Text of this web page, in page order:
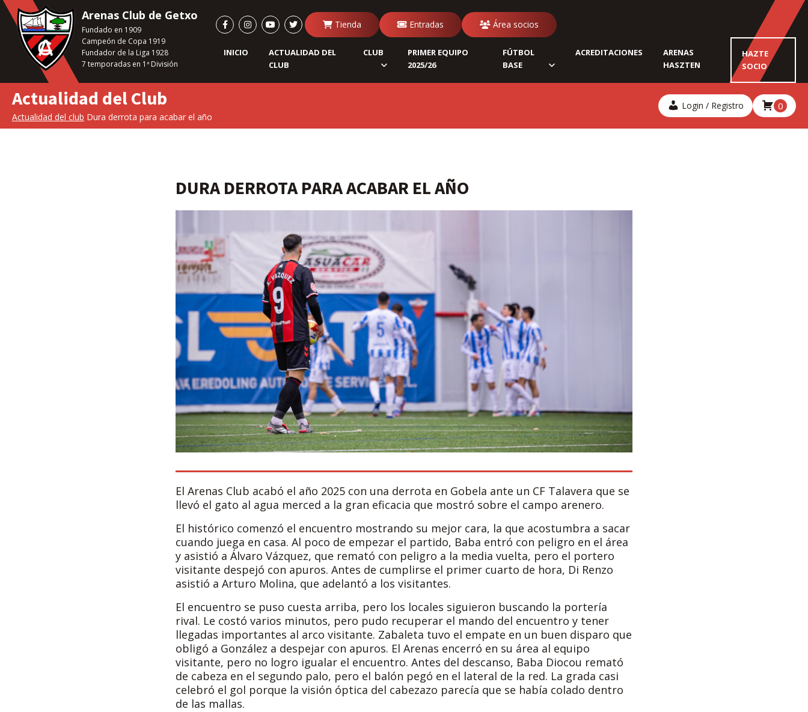
Saltar
contenido
principal
Arenas Club de Getxo
Fundado en 1909
Campeón de Copa 1919
Fundador de la Liga 1928
7 temporadas en 1ª División
Tienda Entradas Área socios
INICIO
ACTUALIDAD DEL
CLUB
CLUB
PRIMER EQUIPO
2025/26
FÚTBOL
BASE
ACREDITACIONES
ARENAS
HASZTEN
HAZTE
SOCIO
Actualidad del Club
Actualidad del club Dura derrota para acabar el año
Login / Registro 0
DURA DERROTA PARA ACABAR EL AÑO
El Arenas Club acabó el año 2025 con una derrota en Gobela ante un CF Talavera que se
llevó el gato al agua merced a la gran eficacia que mostró sobre el campo arenero.
El histórico comenzó el encuentro mostrando su mejor cara, la que acostumbra a sacar
cuando juega en casa. Al poco de empezar el partido, Baba entró con peligro en el área
y asistió a Álvaro Vázquez, que remató con peligro a la media vuelta, pero el portero
visitante despejó con apuros. Antes de cumplirse el primer cuarto de hora, Di Renzo
asistió a Arturo Molina, que adelantó a los visitantes.
El encuentro se puso cuesta arriba, pero los locales siguieron buscando la portería
rival. Le costó varios minutos, pero pudo recuperar el mando del encuentro y tener
llegadas importantes al arco visitante. Zabaleta tuvo el empate en un buen disparo que
obligó a González a despejar con apuros. El Arenas encerró en su área al equipo
visitante, pero no logro igualar el encuentro. Antes del descanso, Baba Diocou remató
de cabeza en el segundo palo, pero el balón pegó en el lateral de la red. La grada casi
celebró el gol porque la visión óptica del cabezazo parecía que se había colado dentro
de las mallas.